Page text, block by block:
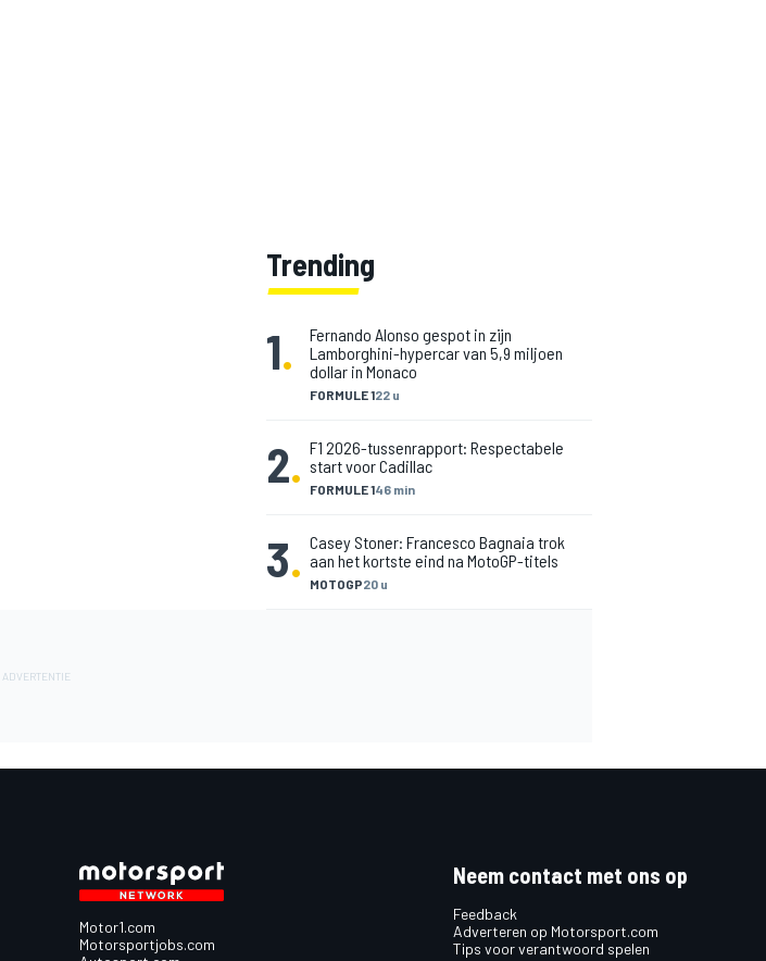
Trending
1.
FORMULE 122 u
Fernando Alonso gespot in zijn
Lamborghini-hypercar van 5,9 miljoen
dollar in Monaco
2. FORMULE 146 min
F1 2026-tussenrapport: Respectabele
start voor Cadillac
3. MOTOGP20 u
Casey Stoner: Francesco Bagnaia trok
aan het kortste eind na MotoGP-titels
Motor1.com
Motorsportjobs.com
Neem contact met ons op
Feedback
Adverteren op Motorsport.com
Tips voor verantwoord spelen